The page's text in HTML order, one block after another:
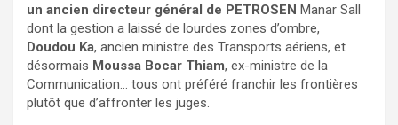
un ancien directeur général de PETROSEN Manar Sall
dont la gestion a laissé de lourdes zones d’ombre,
Doudou Ka, ancien ministre des Transports aériens, et
désormais Moussa Bocar Thiam, ex-ministre de la
Communication… tous ont préféré franchir les frontières
plutôt que d’affronter les juges.